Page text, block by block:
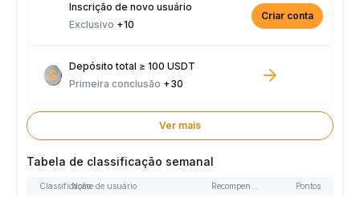
Inscrição de novo usuário
Exclusivo +10
Criar conta
Depósito total ≥ 100 USDT
Primeira conclusão +30
Ver mais
Tabela de classificação semanal
ClassificaçãoNome de usuário Pontos